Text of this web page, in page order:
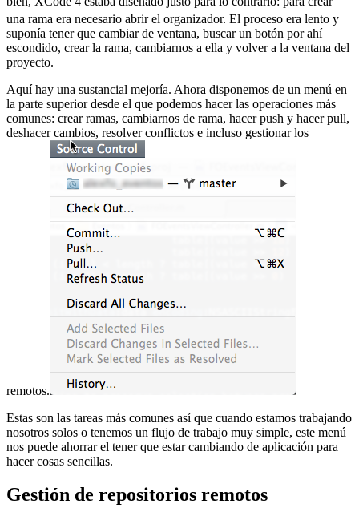
una rama era necesario abrir el organizador. El proceso era lento y
suponía tener que cambiar de ventana, buscar un botón por ahí
escondido, crear la rama, cambiarnos a ella y volver a la ventana del
proyecto.
Aquí hay una sustancial mejoría. Ahora disponemos de un menú en
la parte superior desde el que podemos hacer las operaciones más
comunes: crear ramas, cambiarnos de rama, hacer push y hacer pull,
deshacer cambios, resolver conflictos e incluso gestionar los
remotos.
Estas son las tareas más comunes así que cuando estamos trabajando
nosotros solos o tenemos un flujo de trabajo muy simple, este menú
nos puede ahorrar el tener que estar cambiando de aplicación para
hacer cosas sencillas.
Gestión de repositorios remotos